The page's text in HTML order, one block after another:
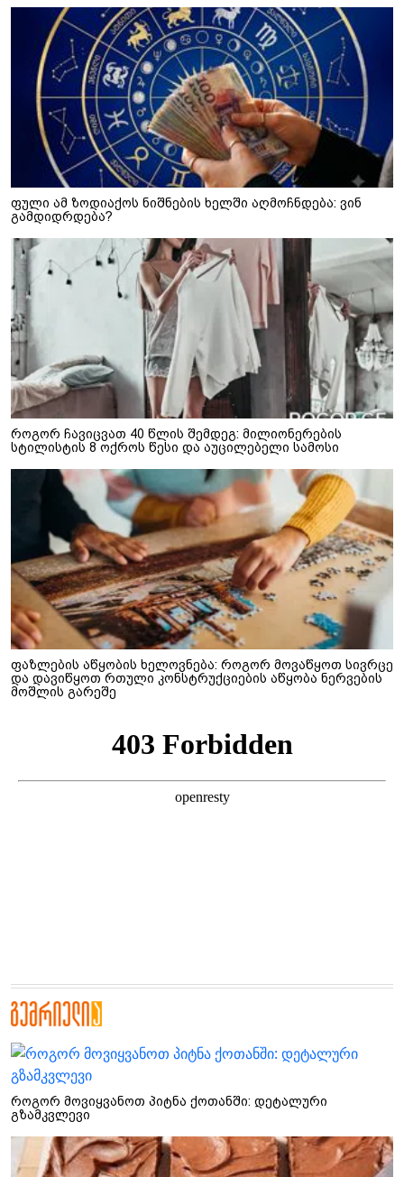
ფული ამ ზოდიაქოს ნიშნების ხელში აღმოჩნდება: ვინ
გამდიდრდება?
როგორ ჩავიცვათ 40 წლის შემდეგ: მილიონერების
სტილისტის 8 ოქროს წესი და აუცილებელი სამოსი
ფაზლების აწყობის ხელოვნება: როგორ მოვაწყოთ სივრცე
და დავიწყოთ რთული კონსტრუქციების აწყობა ნერვების
მოშლის გარეშე
როგორ მოვიყვანოთ პიტნა ქოთანში: დეტალური
გზამკვლევი